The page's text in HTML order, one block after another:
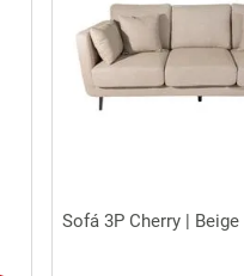
Vista rápida
Sofá 3P Cherry | Beige